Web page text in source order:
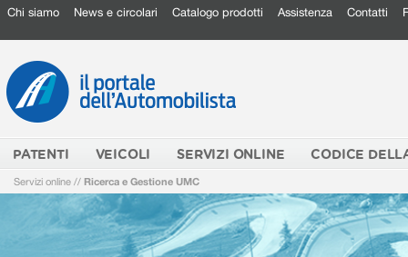
Chi siamo News e circolari Catalogo prodotti Assistenza Contatti
PATENTI VEICOLI SERVIZI ONLINE CODICE
Servizi online // Ricerca e Gestione UMC